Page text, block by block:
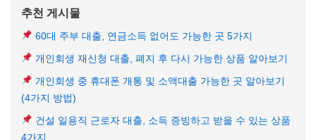
추천 게시물
60대 주부 대출, 연금소득 없어도 가능한 곳 5가지
개인회생 재신청 대출, 폐지 후 다시 가능한 상품 알아보기
개인회생 중 휴대폰 개통 및 소액대출 가능한 곳 알아보기
(4가지 방법)
건설 일용직 근로자 대출, 소득 증빙하고 받을 수 있는 상품
4가지